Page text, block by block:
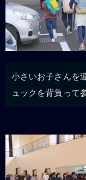
小さいお子さんを
ュックを背負って